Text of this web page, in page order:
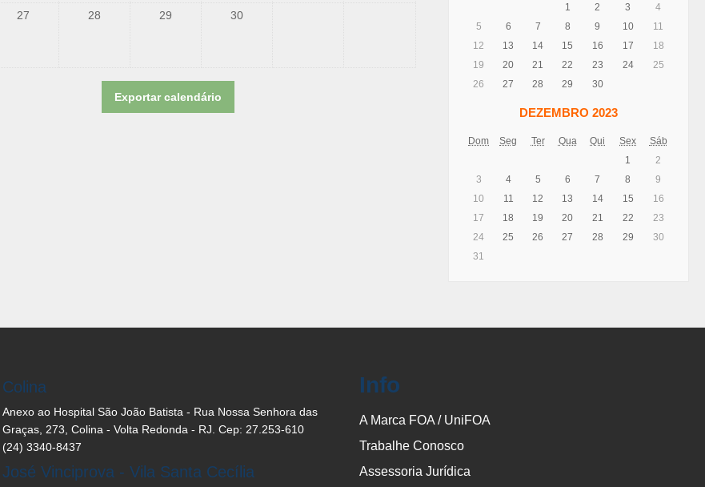
27 28 29 30
1
2 3
4
5
6 7 8 9 10
11
12
13 14 15 16 17
18
19
20 21 22 23 24
25
26
27 28 29 30
DEZEMBRO 2023
Dom Seg Ter Qua Qui Sex
Sáb
1
2
3
4 5 6 7 8
9
10
11 12 13 14 15
16
17
18 19 20 21 22
23
24
25 26 27 28 29
30
31
Colina
Anexo ao Hospital São João Batista - Rua Nossa Senhora das
Graças, 273, Colina - Volta Redonda - RJ. Cep: 27.253-610
(24) 3340-8437
José Vinciprova - Vila Santa Cecília
Info
A Marca FOA / UniFOA
Trabalhe Conosco
Assessoria Jurídica